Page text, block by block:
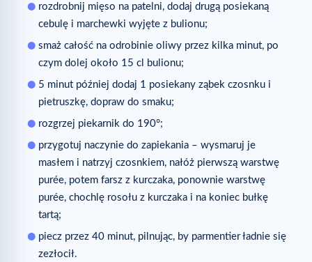
rozdrobnij mięso na patelni, dodaj drugą posiekaną
cebulę i marchewki wyjęte z bulionu;
smaż całość na odrobinie oliwy przez kilka minut, po
czym dolej około 15 cl bulionu;
5 minut później dodaj 1 posiekany ząbek czosnku i
pietruszkę, dopraw do smaku;
rozgrzej piekarnik do 190°;
przygotuj naczynie do zapiekania – wysmaruj je
masłem i natrzyj czosnkiem, nałóż pierwszą warstwę
purée, potem farsz z kurczaka, ponownie warstwę
purée, chochlę rosołu z kurczaka i na koniec bułkę
tartą;
piecz przez 40 minut, pilnując, by parmentier ładnie się
zezłocił.